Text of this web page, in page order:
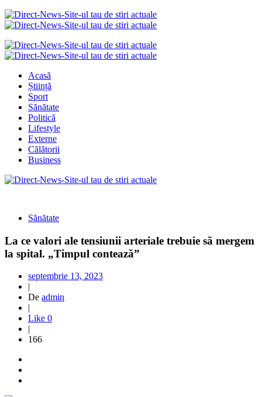
Acasă
Știință
Sport
Sănătate
Politică
Lifestyle
Externe
Călătorii
Business
Sănătate
La ce valori ale tensiunii arteriale trebuie să mergem
la spital. „Timpul contează”
septembrie 13, 2023
|
De admin
|
Like 0
|
166